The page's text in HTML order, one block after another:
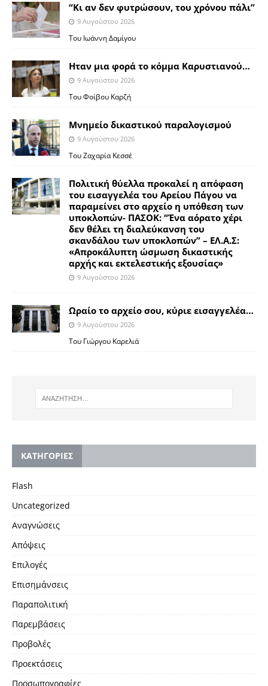
“Κι αν δεν φυτρώσουν, του χρόνου πάλι”
9 Αυγούστου 2026
Toυ Ιωάννη Δαμίγου
Ηταν μια φορά το κόμμα Καρυστιανού…
9 Αυγούστου 2026
Του Φοίβου Καρζή
Μνημείο δικαστικού παραλογισμού
9 Αυγούστου 2026
Του Ζαχαρία Κεσσέ
Πολιτική θύελλα προκαλεί η απόφαση
του εισαγγελέα του Αρείου Πάγου να
παραμείνει στο αρχείο η υπόθεση των
υποκλοπών- ΠΑΣΟΚ: “Ένα αόρατο χέρι
δεν θέλει τη διαλεύκανση του
σκανδάλου των υποκλοπών” – ΕΛ.Α.Σ:
«Απροκάλυπτη ώσμωση δικαστικής
αρχής και εκτελεστικής εξουσίας»
9 Αυγούστου 2026
Ωραίο το αρχείο σου, κύριε εισαγγελέα…
9 Αυγούστου 2026
Του Γιώργου Καρελιά
KΑΤΗΓΟΡΙΕΣ
Flash
Uncategorized
Αναγνώσεις
Απόψεις
Επιλογές
Επισημάνσεις
Παραπολιτική
Παρεμβάσεις
Προβολές
Προεκτάσεις
Προσωπογραφίες